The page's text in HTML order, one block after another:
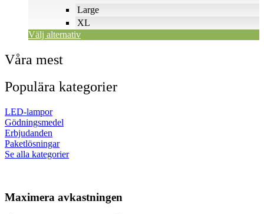
Large
XL
Välj alternativ
produktsidan
Våra mest
Populära kategorier
LED-lampor
Gödningsmedel
Erbjudanden
Paketlösningar
Se alla kategorier
Maximera avkastningen